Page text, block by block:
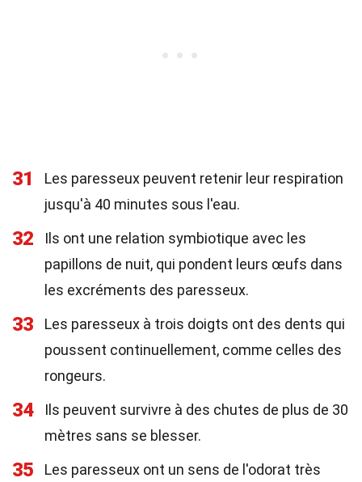
31
Les paresseux peuvent retenir leur respiration
jusqu'à 40 minutes sous l'eau.
32
Ils ont une relation symbiotique avec les
papillons de nuit, qui pondent leurs œufs dans
les excréments des paresseux.
33
Les paresseux à trois doigts ont des dents qui
poussent continuellement, comme celles des
rongeurs.
34
Ils peuvent survivre à des chutes de plus de 30
mètres sans se blesser.
35
Les paresseux ont un sens de l'odorat très